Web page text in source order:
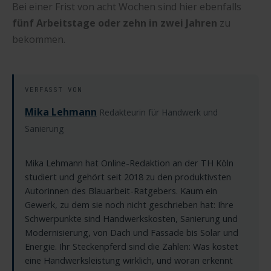
Bei einer Frist von acht Wochen sind hier ebenfalls
fünf Arbeitstage oder zehn in zwei Jahren zu
bekommen.
VERFASST VON
Mika Lehmann Redakteurin für Handwerk und
Sanierung
Mika Lehmann hat Online-Redaktion an der TH Köln
studiert und gehört seit 2018 zu den produktivsten
Autorinnen des Blauarbeit-Ratgebers. Kaum ein
Gewerk, zu dem sie noch nicht geschrieben hat: Ihre
Schwerpunkte sind Handwerkskosten, Sanierung und
Modernisierung, von Dach und Fassade bis Solar und
Energie. Ihr Steckenpferd sind die Zahlen: Was kostet
eine Handwerksleistung wirklich, und woran erkennt